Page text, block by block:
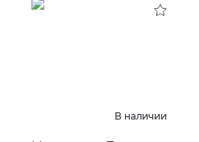
В наличии